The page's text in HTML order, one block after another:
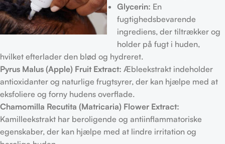
Glycerin: En
fugtighedsbevarende
ingrediens, der tiltrækker og
holder på fugt i huden,
hvilket efterlader den blød og hydreret.
Pyrus Malus (Apple) Fruit Extract: Æbleekstrakt indeholder
antioxidanter og naturlige frugtsyrer, der kan hjælpe med at
eksfoliere og forny hudens overflade.
Chamomilla Recutita (Matricaria) Flower Extract:
Kamilleekstrakt har beroligende og antiinflammatoriske
egenskaber, der kan hjælpe med at lindre irritation og